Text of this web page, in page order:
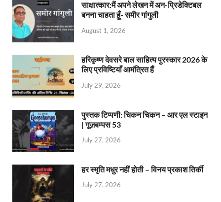
साक्षात्कार:मैं अपने लेखन में अन-प्रिडेक्टिबल
बनना चाहता हूँ- समीर गांगुली
August 1, 2026
हरिकृष्ण देवसरे बाल साहित्य पुरस्कार 2026 के
लिए प्रविष्टियाँ आमंत्रित हैं
July 29, 2026
पुस्तक टिप्पणी: चिकन चिकन – आर एल स्टाइन
| गूज़बम्पस 53
July 27, 2026
हर स्मृति मधुर नहीं होती – विनय प्रकाश तिर्की
July 27, 2026